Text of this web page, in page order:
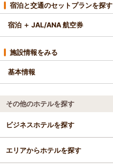
宿泊と交通のセットプランを探す
宿泊 ＋ JAL/ANA 航空券
施設情報をみる
基本情報
その他のホテルを探す
ビジネスホテルを探す
東京都
エリアからホテルを探す